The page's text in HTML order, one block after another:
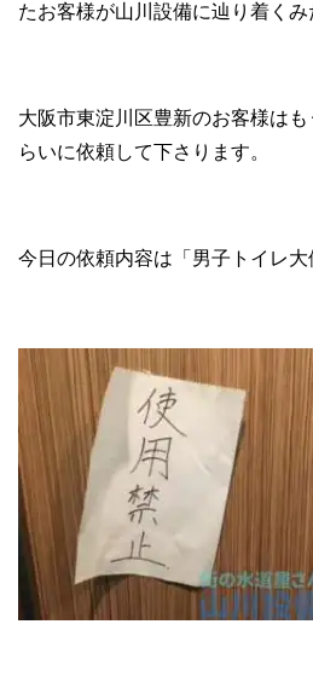
たお客様が山川設備に辿り着く
大阪市東淀川区豊新のお客様はも
らいに依頼して下さります。
今日の依頼内容は「男子トイレ大